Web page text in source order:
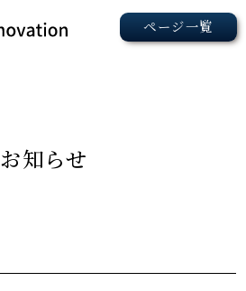
お知らせ